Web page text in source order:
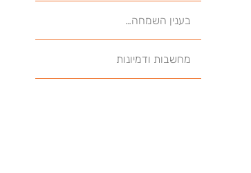
בענין השמחה…
מחשבות ודמיונות